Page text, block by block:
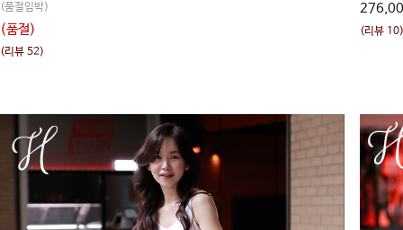
(품절임박)
(품절)
(리뷰 52)
(리뷰 10)